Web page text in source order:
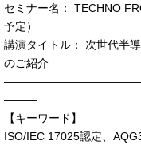
セミナー名： TECHNO
予定）
講演タイトル： 次世代半
のご紹介
―――
【キーワード】
ISO/IEC 17025認定、